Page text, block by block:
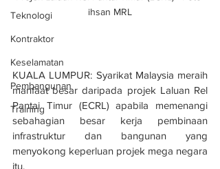
Teknologi
Kontraktor
Keselamatan
Pembangunan
Training
ihsan MRL
KUALA LUMPUR: Syarikat Malaysia meraih
manfaat besar daripada projek Laluan Rel
Pantai Timur (ECRL) apabila memenangi
sebahagian besar kerja pembinaan
infrastruktur dan bangunan yang
menyokong keperluan projek mega negara
itu.